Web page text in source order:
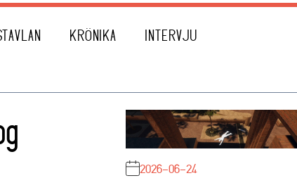
KRÖNIKA INTERVJU
2026-06-24